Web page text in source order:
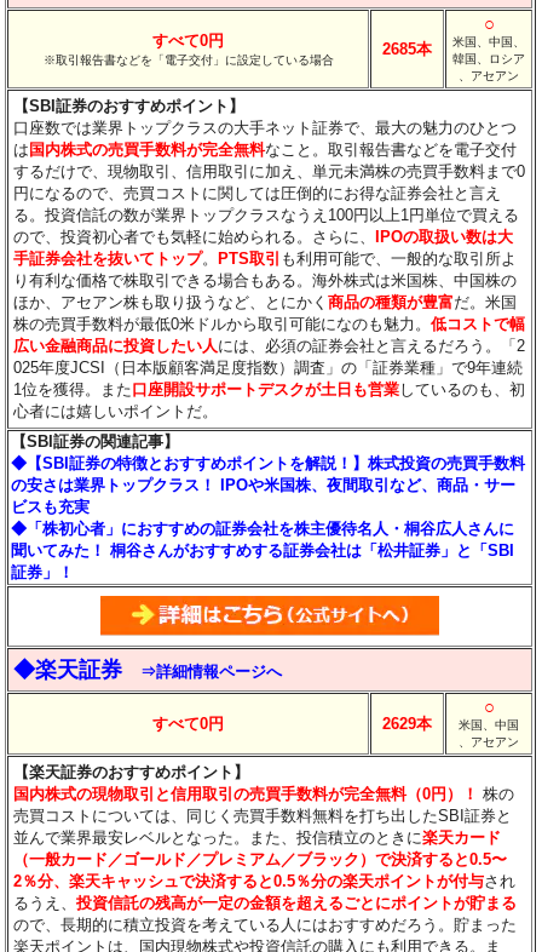
すべて0円
※取引報告書などを「電子交付」に設定している場合
2685本
○
米国、中国、
韓国、ロシア
、アセアン
【SBI証券のおすすめポイント】
口座数では業界トップクラスの大手ネット証券で、最大の魅力のひとつ
は国内株式の売買手数料が完全無料なこと。取引報告書などを電子交付
するだけで、現物取引、信用取引に加え、単元未満株の売買手数料まで0
円になるので、売買コストに関しては圧倒的にお得な証券会社と言え
る。投資信託の数が業界トップクラスなうえ100円以上1円単位で買える
ので、投資初心者でも気軽に始められる。さらに、IPOの取扱い数は大
手証券会社を抜いてトップ。PTS取引 も利用可能で、一般的な取引所よ
り有利な価格で株取引できる場合もある。海外株式は米国株、中国株の
ほか、アセアン株も取り扱うなど、とにかく商品の種類が豊富だ。米国
株の売買手数料が最低0米ドルから取引可能になのも魅力。低コストで幅
広い金融商品に投資したい人 には、必須の証券会社と言えるだろう。「2
025年度JCSI（日本版顧客満足度指数）調査」の「証券業種」で9年連続
1位を獲得。また口座開設サポートデスクが土日も営業しているのも、初
心者には嬉しいポイントだ。
【SBI証券の関連記事】
◆【SBI証券の特徴とおすすめポイントを解説！】株式投資の売買手数料
の安さは業界トップクラス！ IPOや米国株、夜間取引など、商品・サー
ビスも充実
◆「株初心者」におすすめの証券会社を株主優待名人・桐谷広人さんに
聞いてみた！ 桐谷さんがおすすめする証券会社は「松井証券」と「SBI
証券」！
◆楽天証券 ⇒詳細情報ページへ
すべて0円 2629本
○
米国、中国
、アセアン
【楽天証券のおすすめポイント】
国内株式の現物取引と信用取引の売買手数料が完全無料（0円）！ 株の
売買コストについては、同じく売買手数料無料を打ち出したSBI証券と
並んで業界最安レベルとなった。また、投信積立のときに楽天カード
（一般カード／ゴールド／プレミアム／ブラック）で決済すると0.5〜
2％分、楽天キャッシュで決済すると0.5％分の楽天ポイントが付与され
るうえ、投資信託の残高が一定の金額を超えるごとにポイントが貯まる
ので、長期的に積立投資を考えている人にはおすすめだろう。貯まった
楽天ポイントは、国内現物株式や投資信託の購入にも利用できる。ま